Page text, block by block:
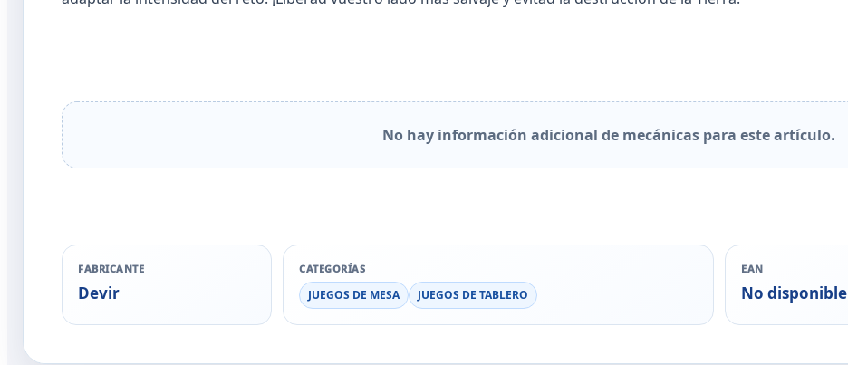
No hay información adicional de mecánicas para este artículo.
FABRICANTE
Devir
CATEGORÍAS
JUEGOS DE MESA JUEGOS DE TABLERO
EAN
No disponible